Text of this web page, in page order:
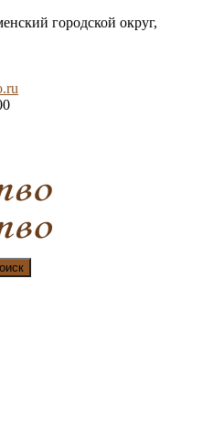
городской округ,